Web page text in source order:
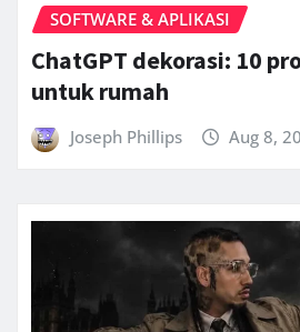
SOFTWARE & APLIKASI
ChatGPT dekorasi: 10
untuk rumah
Joseph Phillips Aug 8,